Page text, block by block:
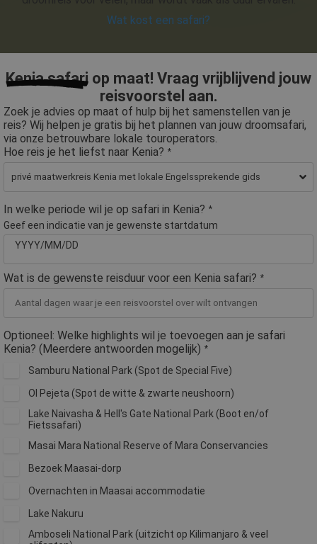
Wat kost een safari?
Kenia safari op maat! Vraag vrijblijvend jouw
reisvoorstel aan.
Zoek je advies op maat of hulp bij het samenstellen van je
reis? Wij helpen je gratis bij het plannen van jouw droomsafari,
via onze betrouwbare lokale touroperators.
Hoe reis je het liefst naar Kenia? *
In welke periode wil je op safari in Kenia? *
Geef een indicatie van je gewenste startdatum
YYYY/MM/DD
Wat is de gewenste reisduur voor een Kenia safari? *
Optioneel: Welke highlights wil je toevoegen aan je safari
Kenia? (Meerdere antwoorden mogelijk) *
Samburu National Park (Spot de Special Five)
Ol Pejeta (Spot de witte & zwarte neushoorn)
Lake Naivasha & Hell's Gate National Park (Boot en/of
Fietssafari)
Masai Mara National Reserve of Mara Conservancies
Bezoek Maasai-dorp
Overnachten in Maasai accommodatie
Lake Nakuru
Amboseli National Park (uitzicht op Kilimanjaro & veel